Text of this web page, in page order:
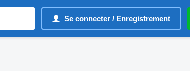
Se connecter / Enregistrement